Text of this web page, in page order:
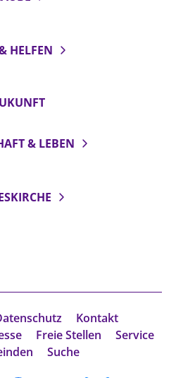
HELFEN
& LEBEN
Kontakt
Freie Stellen
Service
Suche